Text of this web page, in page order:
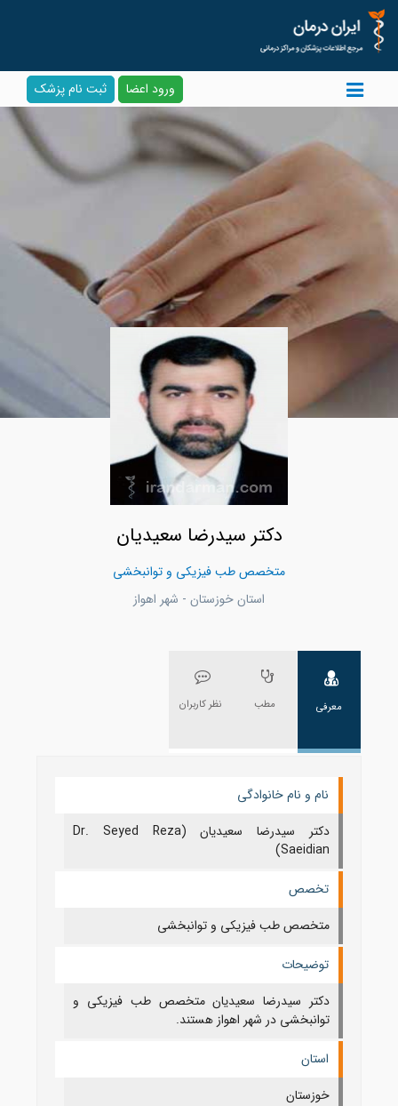
ورود اعضا ثبت نام پزشک
دکتر سیدرضا سعیدیان
متخصص طب فیزیکی و توانبخشی
استان خوزستان - شهر اهواز
معرفی مطب نظر کاربران
نام و نام خانوادگی
دکتر سیدرضا سعیدیان (Dr. Seyed Reza
Saeidian)
تخصص
متخصص طب فیزیکی و توانبخشی
توضیحات
دکتر سیدرضا سعیدیان متخصص طب فیزیکی و
توانبخشی در شهر اهواز هستند.
استان
خوزستان